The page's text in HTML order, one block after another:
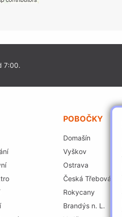
7:00.
POBOČKY
Domašín
Vyškov
Ostrava
Česká Třebová
Rokycany
Brandýs n. L.